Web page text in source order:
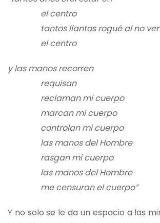
el centro
tantos llantos rogué al no ver
el centro
y las manos recorren
requisan
reclaman mi cuerpo
marcan mi cuerpo
controlan mi cuerpo
las manos del Hombre
rasgan mi cuerpo
las manos del Hombre
me censuran el cuerpo”
Y no solo se le da un espacio a las